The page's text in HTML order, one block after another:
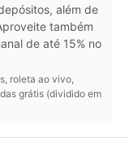
além de
também
de até 15% no
roleta ao vivo,
grátis (dividido em